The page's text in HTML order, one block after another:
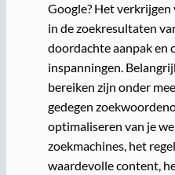
Google? Het
in de zoekresultaten
doordachte aanpak en
inspanningen.
bereiken zijn onder
gedegen
optimaliseren van je
zoekmachines, het
waardevolle content,